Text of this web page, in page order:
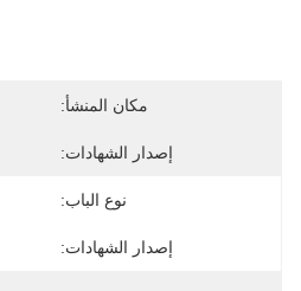
مكان المنشأ:
إصدار الشهادات:
نوع الباب:
إصدار الشهادات: